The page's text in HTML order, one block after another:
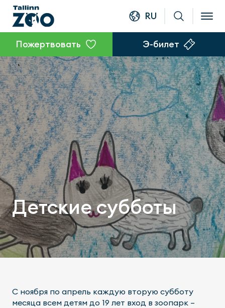
RU
Пожертвовать Э-билет
Детские субботы
С ноября по апрель каждую вторую субботу
месяца всем детям до 19 лет вход в зоопарк –